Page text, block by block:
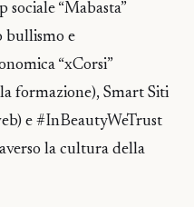
“Mabasta”
bullismo e
“xCorsi”
formazione), Smart Siti
e #InBeautyWeTrust
la cultura della